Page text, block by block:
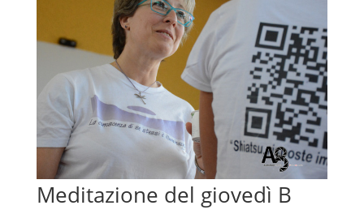
Meditazione del giovedì B